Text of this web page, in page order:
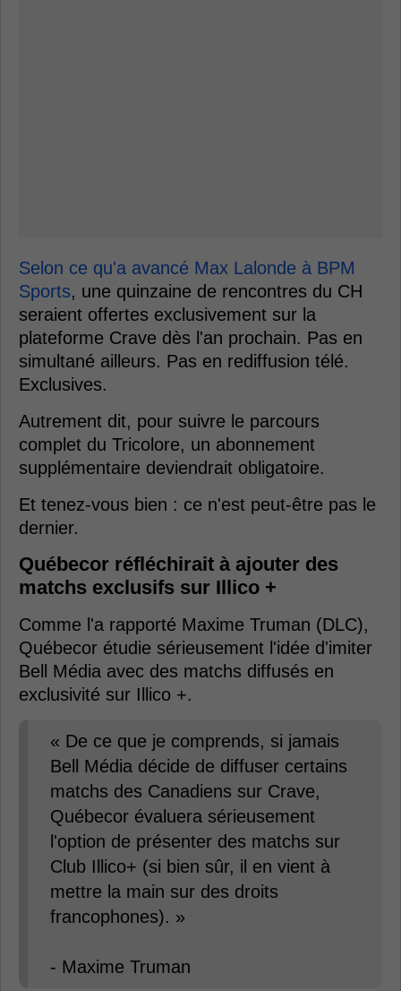
Selon ce qu'a avancé Max Lalonde à BPM
Sports, une quinzaine de rencontres du CH
seraient offertes exclusivement sur la
plateforme Crave dès l'an prochain. Pas en
simultané ailleurs. Pas en rediffusion télé.
Exclusives.
Autrement dit, pour suivre le parcours
complet du Tricolore, un abonnement
supplémentaire deviendrait obligatoire.
Et tenez-vous bien : ce n'est peut-être pas le
dernier.
Québecor réfléchirait à ajouter des
matchs exclusifs sur Illico +
Comme l'a rapporté Maxime Truman (DLC),
Québecor étudie sérieusement l'idée d'imiter
Bell Média avec des matchs diffusés en
exclusivité sur Illico +.
« De ce que je comprends, si jamais
Bell Média décide de diffuser certains
matchs des Canadiens sur Crave,
Québecor évaluera sérieusement
l'option de présenter des matchs sur
Club Illico+ (si bien sûr, il en vient à
mettre la main sur des droits
francophones). »
- Maxime Truman